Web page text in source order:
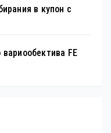
в купон с
FE